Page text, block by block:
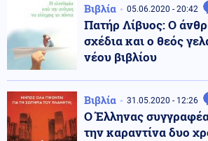
Βιβλία 05.06.2020 - 20:42
Πατήρ Λίβυος: Ο
σχέδια και ο θεός
νέου βιβλίου
Βιβλία 31.05.2020 - 12:26
Ο Έλληνας
την καραντίνα δυο